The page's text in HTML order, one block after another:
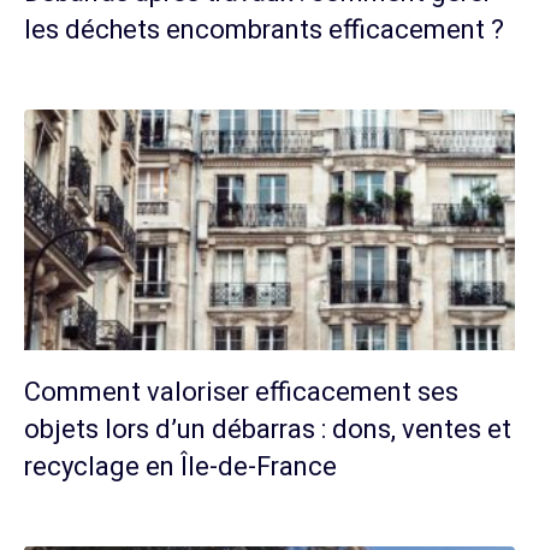
les déchets encombrants efficacement ?
Comment valoriser efficacement ses
objets lors d’un débarras : dons, ventes et
recyclage en Île-de-France